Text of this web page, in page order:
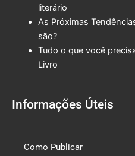
literário
As Próximas
são?
Tudo o que você
Livro
Informações Úteis
Como Publicar